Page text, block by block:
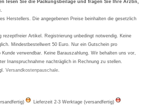
lesen Sie die Packungsbeilage und fragen Sie Ihre Ärztin,
Herstellers. Die angegebenen Preise beinhalten die gesetzlich
rezeptfreier Artikel. Registrierung unbedingt notwendig. Keine
Mindestbestellwert 50 Euro. Nur ein Gutschein pro
verwendbar. Keine Barauszahlung. Wir behalten uns vor,
Inanspruchnahme nachträglich in Rechnung zu stellen.
Versandkostenpauschale.
Lieferzeit 2-3 Werktage (versandfertig)